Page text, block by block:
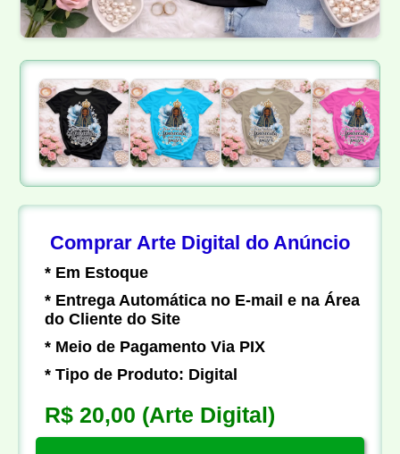
Comprar Arte Digital do Anúncio
* Em Estoque
* Entrega Automática no E-mail e na Área
do Cliente do Site
* Meio de Pagamento Via PIX
* Tipo de Produto: Digital
R$ 20,00 (Arte Digital)